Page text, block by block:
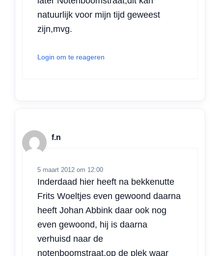
natuurlijk voor mijn tijd geweest
zijn,mvg.
Login om te reageren
f.n
5 maart 2012 om 12:00
Inderdaad hier heeft na bekkenutte
Frits Woeltjes even gewoond daarna
heeft Johan Abbink daar ook nog
even gewoond, hij is daarna
verhuisd naar de
notenboomstraat,op de plek waar